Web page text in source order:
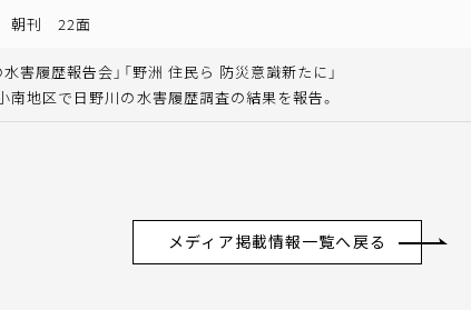
朝刊 22面
水害履歴報告会」「野洲 住民ら 防災意識新たに」
地区で日野川の水害履歴調査の結果を報告。
メディア掲載情報一覧へ戻る